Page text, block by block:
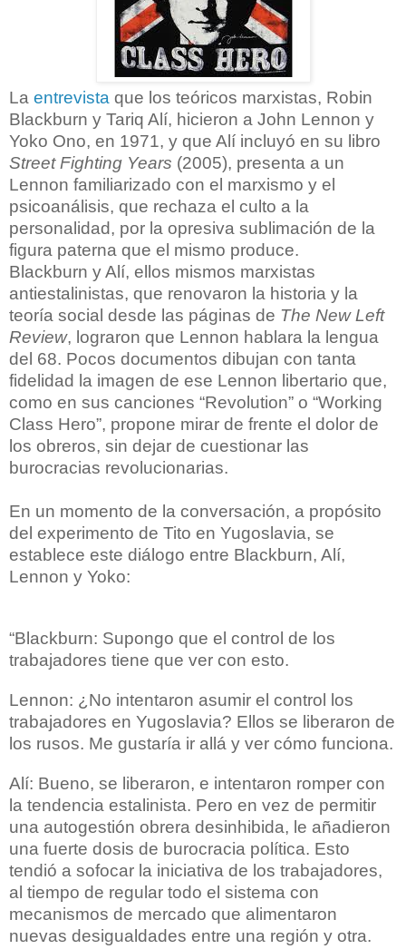
La entrevista que los teóricos marxistas, Robin
Blackburn y Tariq Alí, hicieron a John Lennon y
Yoko Ono, en 1971, y que Alí incluyó en su libro
Street Fighting Years (2005), presenta a un
Lennon familiarizado con el marxismo y el
psicoanálisis, que rechaza el culto a la
personalidad, por la opresiva sublimación de la
figura paterna que el mismo produce.
Blackburn y Alí, ellos mismos marxistas
antiestalinistas, que renovaron la historia y la
teoría social desde las páginas de The New Left
Review, lograron que Lennon hablara la lengua
del 68. Pocos documentos dibujan con tanta
fidelidad la imagen de ese Lennon libertario que,
como en sus canciones “Revolution” o “Working
Class Hero”, propone mirar de frente el dolor de
los obreros, sin dejar de cuestionar las
burocracias revolucionarias.
En un momento de la conversación, a propósito
del experimento de Tito en Yugoslavia, se
establece este diálogo entre Blackburn, Alí,
Lennon y Yoko:
“Blackburn: Supongo que el control de los
trabajadores tiene que ver con esto.
Lennon: ¿No intentaron asumir el control los
trabajadores en Yugoslavia? Ellos se liberaron de
los rusos. Me gustaría ir allá y ver cómo funciona.
Alí: Bueno, se liberaron, e intentaron romper con
la tendencia estalinista. Pero en vez de permitir
una autogestión obrera desinhibida, le añadieron
una fuerte dosis de burocracia política. Esto
tendió a sofocar la iniciativa de los trabajadores,
al tiempo de regular todo el sistema con
mecanismos de mercado que alimentaron
nuevas desigualdades entre una región y otra.